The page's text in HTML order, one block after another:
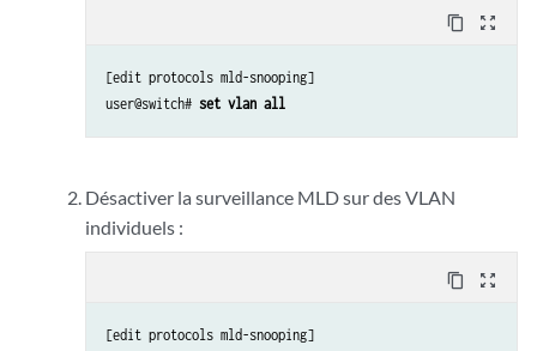
content_copy zoom_out_map
[edit protocols mld-snooping]
user@switch# set vlan all
Désactiver la surveillance MLD sur des VLAN
individuels :
content_copy zoom_out_map
[edit protocols mld-snooping]